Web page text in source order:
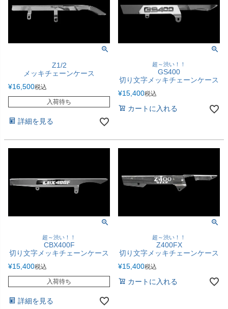
Z1/2
メッキチェーンケース
¥16,500税込
入荷待ち
詳細を見る
超～渋い！！
GS400
切り文字メッキチェーンケース
¥15,400税込
カートに入れる
超～渋い！！
CBX400F
切り文字メッキチェーンケース
¥15,400税込
入荷待ち
詳細を見る
超～渋い！！
Z400FX
切り文字メッキチェーンケース
¥15,400税込
カートに入れる